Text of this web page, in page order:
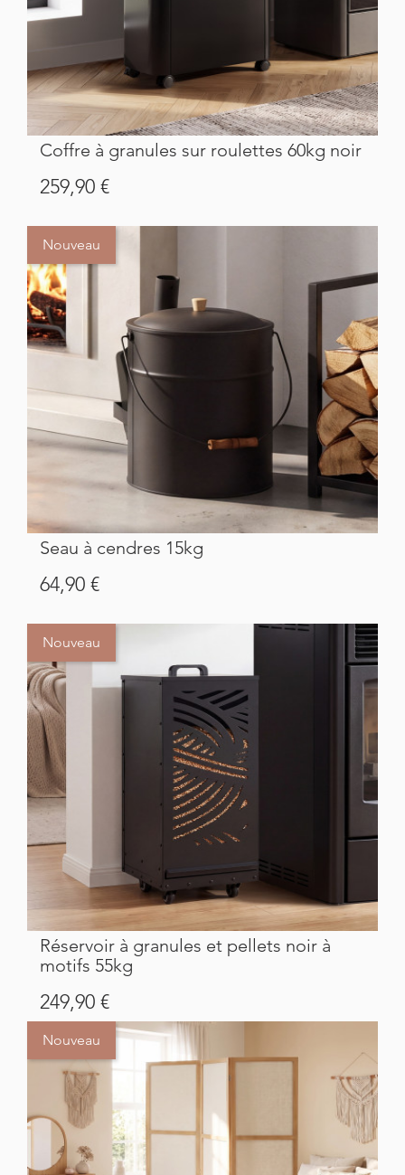
Coffre à granules sur roulettes 60kg noir
Prix
259,90 €
Nouveau
Seau à cendres 15kg
Prix
64,90 €
Nouveau
Réservoir à granules et pellets noir à
motifs 55kg
Prix
249,90 €
Nouveau